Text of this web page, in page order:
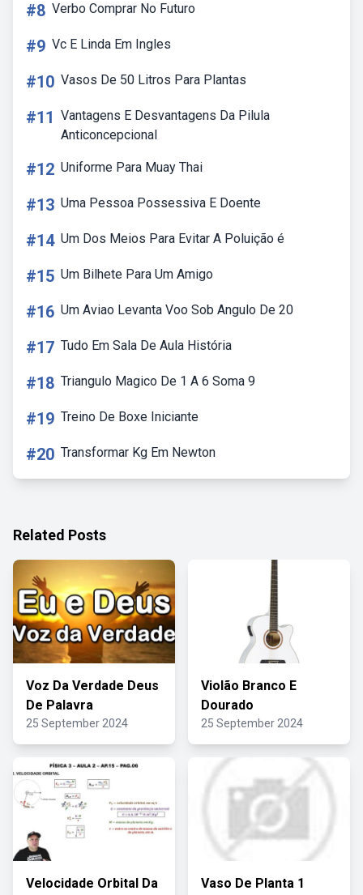
#8 Verbo Comprar No Futuro
#9 Vc E Linda Em Ingles
#10 Vasos De 50 Litros Para Plantas
#11 Vantagens E Desvantagens Da Pilula
Anticoncepcional
#12 Uniforme Para Muay Thai
#13 Uma Pessoa Possessiva E Doente
#14 Um Dos Meios Para Evitar A Poluição é
#15 Um Bilhete Para Um Amigo
#16 Um Aviao Levanta Voo Sob Angulo De 20
#17 Tudo Em Sala De Aula História
#18 Triangulo Magico De 1 A 6 Soma 9
#19 Treino De Boxe Iniciante
#20 Transformar Kg Em Newton
Related Posts
Voz Da Verdade Deus
De Palavra
25 September 2024
Violão Branco E
Dourado
25 September 2024
Velocidade Orbital Da Vaso De Planta 1